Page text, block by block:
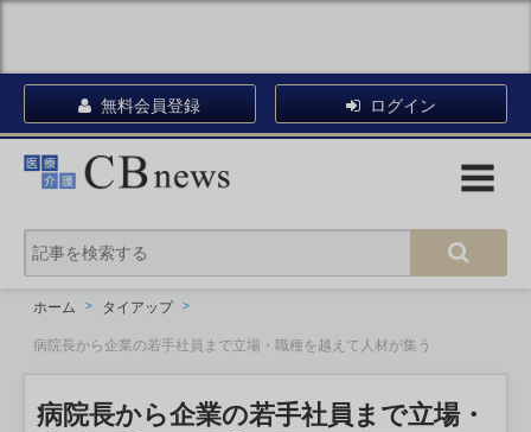
無料会員登録 ログイン
ホーム タイアップ
病院長から企業の若手社員まで立場・職種を越えて人材が集う
病院長から企業の若手社員まで立場・